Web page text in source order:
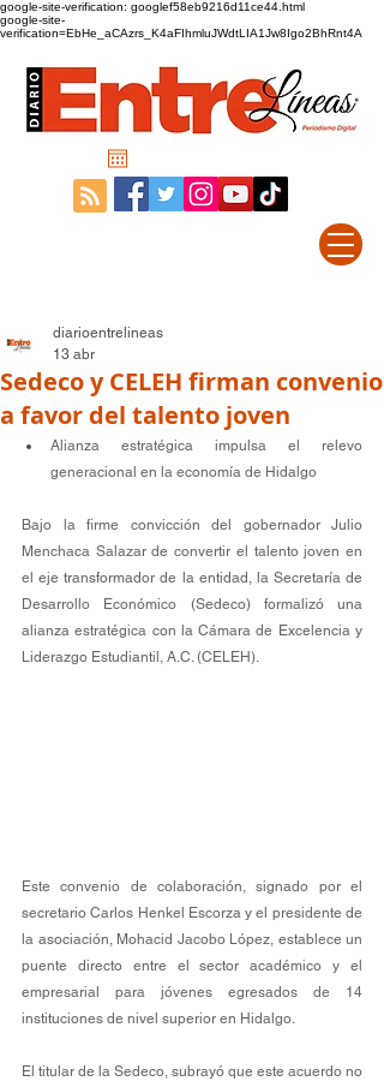
google-site-verification: googlef58eb9216d11ce44.html
google-site-
verification=EbHe_aCAzrs_K4aFIhmluJWdtLIA1Jw8Igo2BhRnt4A
Sedeco y CELEH firman convenio
a favor del talento joven
diarioentrelineas
13 abr
Alianza estratégica impulsa el relevo
generacional en la economía de Hidalgo
Bajo la firme convicción del gobernador Julio
Menchaca Salazar de convertir el talento joven en
el eje transformador de la entidad, la Secretaría de
Desarrollo Económico (Sedeco) formalizó una
alianza estratégica con la Cámara de Excelencia y
Liderazgo Estudiantil, A.C. (CELEH).
Este convenio de colaboración, signado por el
secretario Carlos Henkel Escorza y el presidente de
la asociación, Mohacid Jacobo López, establece un
puente directo entre el sector académico y el
empresarial para jóvenes egresados de 14
instituciones de nivel superior en Hidalgo.
El titular de la Sedeco, subrayó que este acuerdo no